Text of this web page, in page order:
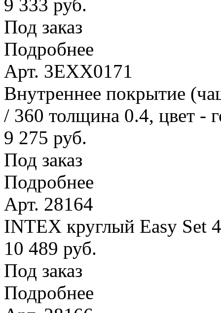
9 333 руб.
Под заказ
Подробнее
Арт. 3EXX0171
Внутреннее покрытие
/ 360 толщина 0.4, цвет -
9 275 руб.
Под заказ
Подробнее
Арт. 28164
INTEX круглый Easy Set
10 489 руб.
Под заказ
Подробнее